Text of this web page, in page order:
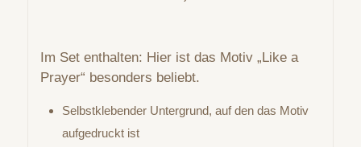
Im Set enthalten: Hier ist das Motiv „Like a
Prayer“ besonders beliebt.
Selbstklebender Untergrund, auf den das Motiv
aufgedruckt ist